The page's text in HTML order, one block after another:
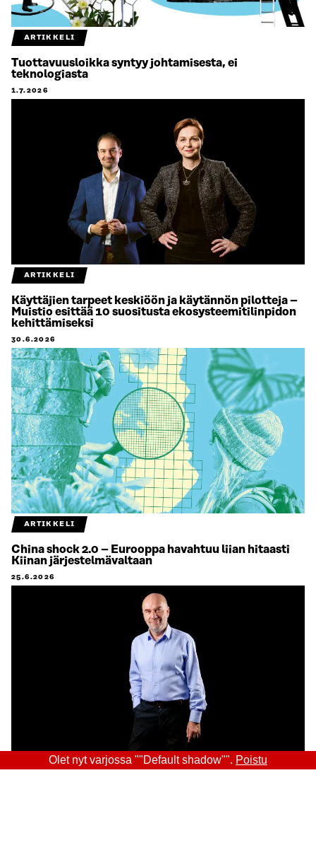
ARTIKKELI
Tuottavuusloikka syntyy johtamisesta, ei
teknologiasta
1.7.2026
ARTIKKELI
Käyttäjien tarpeet keskiöön ja käytännön pilotteja –
Muistio esittää 10 suositusta ekosysteemitilinpidon
kehittämiseksi
30.6.2026
ARTIKKELI
China shock 2.0 – Eurooppa havahtuu liian hitaasti
Kiinan järjestelmävaltaan
25.6.2026
Olet nyt varjossa ""Default shadow"". Poistu